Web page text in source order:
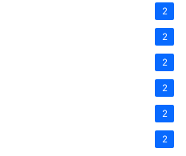
2
2
2
2
2
2